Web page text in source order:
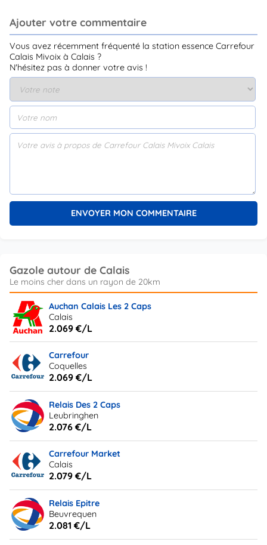
Ajouter votre commentaire
Vous avez récemment fréquenté la station essence Carrefour
Calais Mivoix à Calais ?
N'hésitez pas à donner votre avis !
Gazole autour de Calais
Auchan Calais Les 2 Caps
Calais
2.069 €/L
Carrefour
Coquelles
2.069 €/L
Relais Des 2 Caps
Leubringhen
2.076 €/L
Carrefour Market
Calais
2.079 €/L
Relais Epitre
Beuvrequen
2.081 €/L